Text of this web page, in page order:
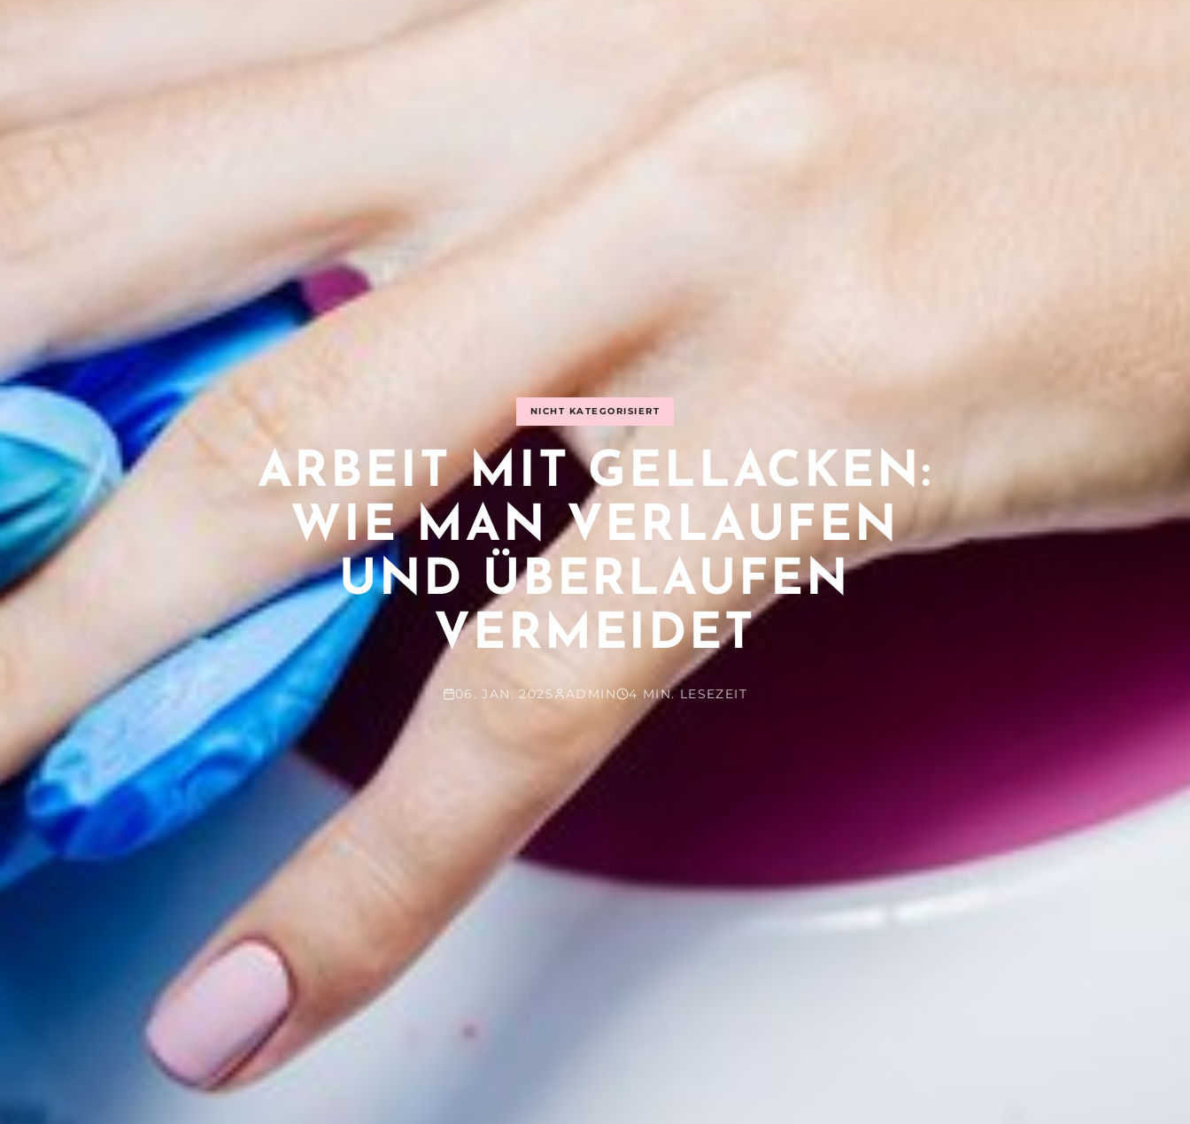
NICHT KATEGORISIERT
ARBEIT MIT GELLACKEN:
WIE MAN VERLAUFEN
UND ÜBERLAUFEN
VERMEIDET
06. JAN. 2025 ADMIN 4 MIN. LESEZEIT